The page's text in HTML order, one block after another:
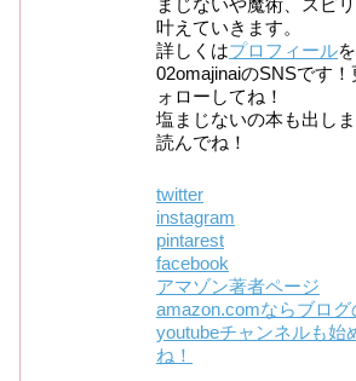
叶えていきます。
詳しくはプロフィール
02omajinaiのSNSです
ォローしてね！
塩まじないの本も出し
読んでね！
twitter
instagram
pintarest
facebook
アマゾン著者ページ
amazon.comならブログ
youtubeチャンネルも始
ね！